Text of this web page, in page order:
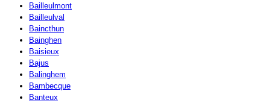
Bailleulmont
Bailleulval
Baincthun
Bainghen
Baisieux
Bajus
Balinghem
Bambecque
Banteux